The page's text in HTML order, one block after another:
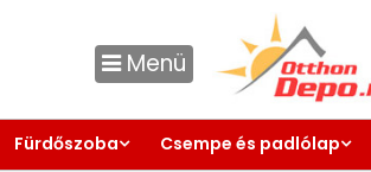
Menü
Fürdőszoba Csempe és padlólap